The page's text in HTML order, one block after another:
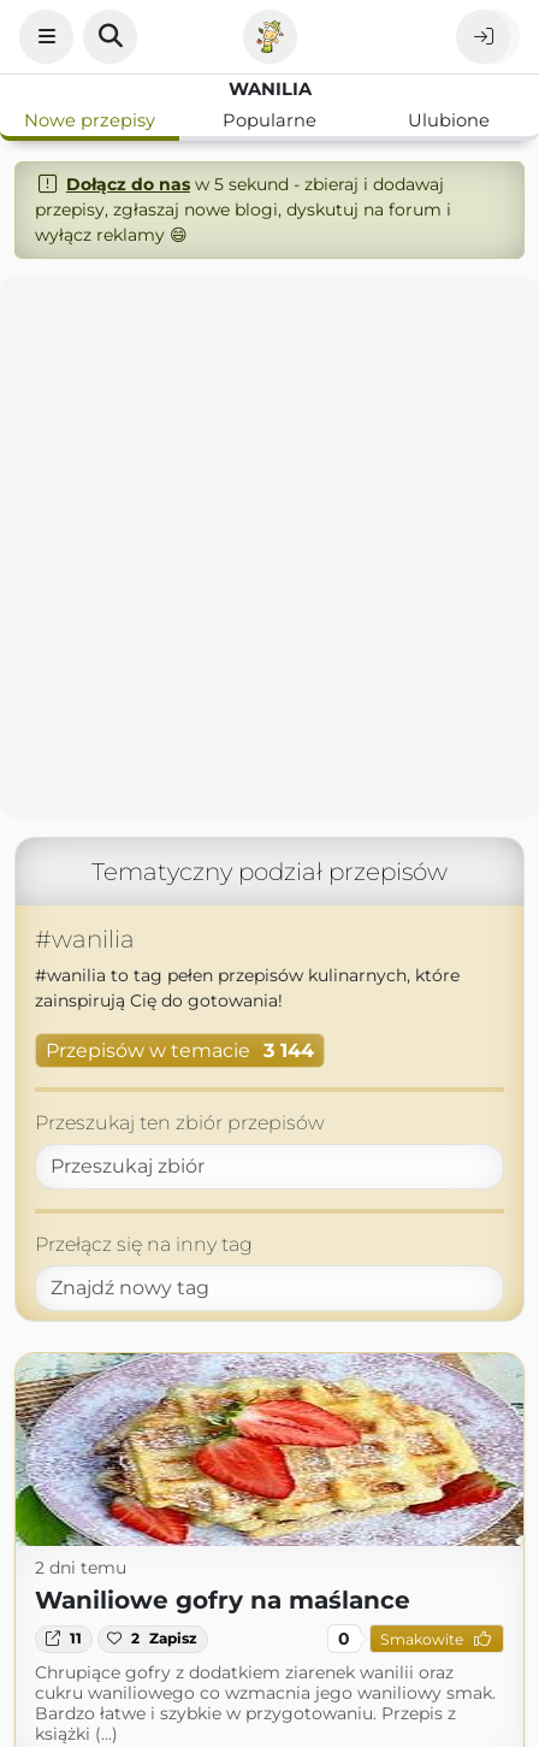
WANILIA
Nowe przepisy
Popularne Ulubione
Dołącz do nasw 5 sekund - zbieraj i dodawaj
przepisy, zgłaszaj nowe blogi, dyskutuj na forum i
wyłącz reklamy 😄
Tematyczny podział przepisów
#wanilia
#wanilia to tag pełen przepisów kulinarnych, które
zainspirują Cię do gotowania!
Przepisów w temacie 3 144
Przeszukaj ten zbiór przepisów
Przełącz się na inny tag
2 dni temu
Waniliowe gofry na maślance
11 2 Zapisz 0 Smakowite
Chrupiące gofry z dodatkiem ziarenek wanilii oraz
cukru waniliowego co wzmacnia jego waniliowy smak.
Bardzo łatwe i szybkie w przygotowaniu. Przepis z
książki (...)